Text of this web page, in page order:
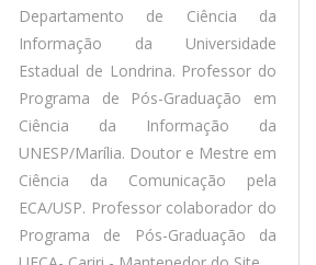
Departamento de Ciência da
Informação da Universidade
Estadual de Londrina. Professor do
Programa de Pós-Graduação em
Ciência da Informação da
UNESP/Marília. Doutor e Mestre em
Ciência da Comunicação pela
ECA/USP. Professor colaborador do
Programa de Pós-Graduação da